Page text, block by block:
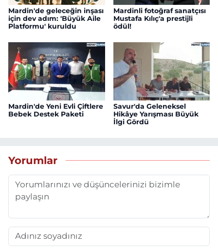
Mardin'de geleceğin inşası
için dev adım: 'Büyük Aile
Platformu' kuruldu
Mardinli fotoğraf sanatçısı
Mustafa Kılıç'a prestijli
ödül!
Mardin'de Yeni Evli Çiftlere
Bebek Destek Paketi
Savur'da Geleneksel
Hikâye Yarışması Büyük
İlgi Gördü
Yorumlar